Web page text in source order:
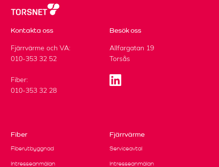
Kontakta oss
Fjärrvärme och VA:
010-353 32 52
Fiber:
010-353 32 28
Besök oss
Allfargatan 19
Torsås
Fiber
Fiberutbyggnad
Intresseanmälan
Fjärrvärme
Serviceavtal
Intresseanmälan